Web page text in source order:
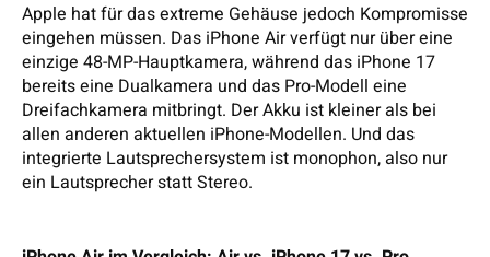
Apple hat für das extreme Gehäuse jedoch Kompromisse
eingehen müssen. Das iPhone Air verfügt nur über eine
einzige 48-MP-Hauptkamera, während das iPhone 17
bereits eine Dualkamera und das Pro-Modell eine
Dreifachkamera mitbringt. Der Akku ist kleiner als bei
allen anderen aktuellen iPhone-Modellen. Und das
integrierte Lautsprechersystem ist monophon, also nur
ein Lautsprecher statt Stereo.